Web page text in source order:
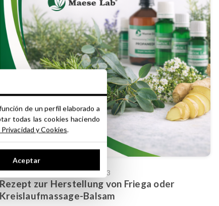
porMaese Lab- 21.02.23
Rezept zur Herstellung von Friega oder
Kreislaufmassage-Balsam
de un perfil elaborado a
todas las cookies haciendo
y Cookies.
Aceptar